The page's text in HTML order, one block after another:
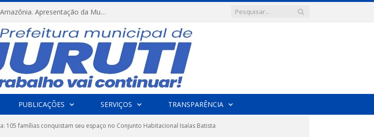
FESTRIBAL 2026 – No Coração da Amazônia. Apresentação da Munduruku.
PUBLICAÇÕES SERVIÇOS TRANSPARÊNCIA
105 famílias conquistam seu espaço no Conjunto Habitacional Isaías Batista